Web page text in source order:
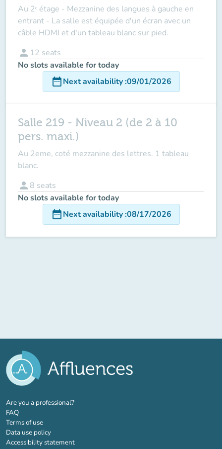
Au 2ᵉ étage - Mezzanine des langues à gauche en
entrant - La salle est équipée d'un écran avec un
câble HDMI et d'un tableau blanc sur pied.
person 12 seats
No slots available for today
date_rangeNext availability:09/01/2026
Salle 219 - Niveau 2 (de 2 à 10
pers. maxi.)
Au 2eme, coté mezzanine des lettres. 1 tableau
blanc.
person 8 seats
No slots available for today
date_rangeNext availability:08/17/2026
Are you a professional?(new tab)
FAQ
Terms of use
Data use policy
Accessibility statement